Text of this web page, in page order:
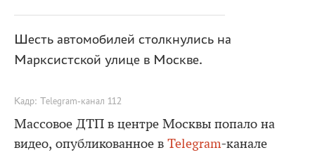
Шесть автомобилей столкнулись на
Марксистской улице в Москве.
Кадр: Telegram-канал 112
Массовое ДТП в центре Москвы попало на
видео, опубликованное в Telegram-канале